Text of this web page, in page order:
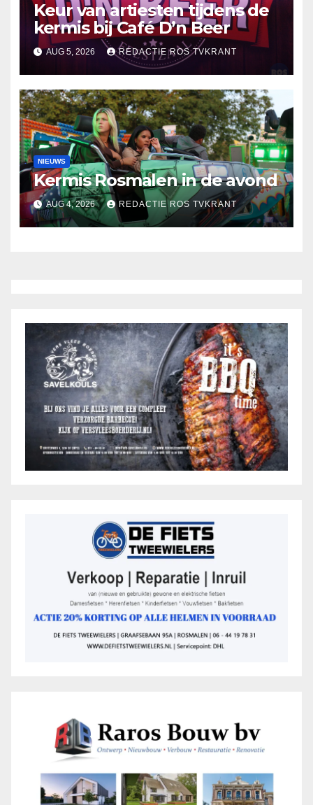
Keur van artiesten tijdens de
kermis bij Café D’n Beer
AUG 5, 2026 REDACTIE ROS TVKRANT
NIEUWS
Kermis Rosmalen in de avond
AUG 4, 2026 REDACTIE ROS TVKRANT